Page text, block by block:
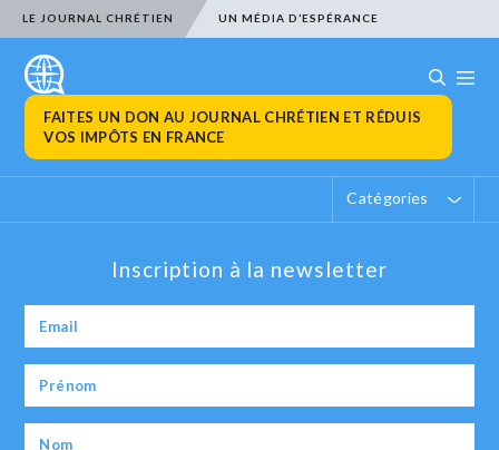
LE JOURNAL CHRÉTIEN UN MÉDIA D’ESPÉRANCE
FAITES UN DON AU JOURNAL CHRÉTIEN ET RÉDUIS
VOS IMPÔTS EN FRANCE
Catégories
Inscription à la newsletter